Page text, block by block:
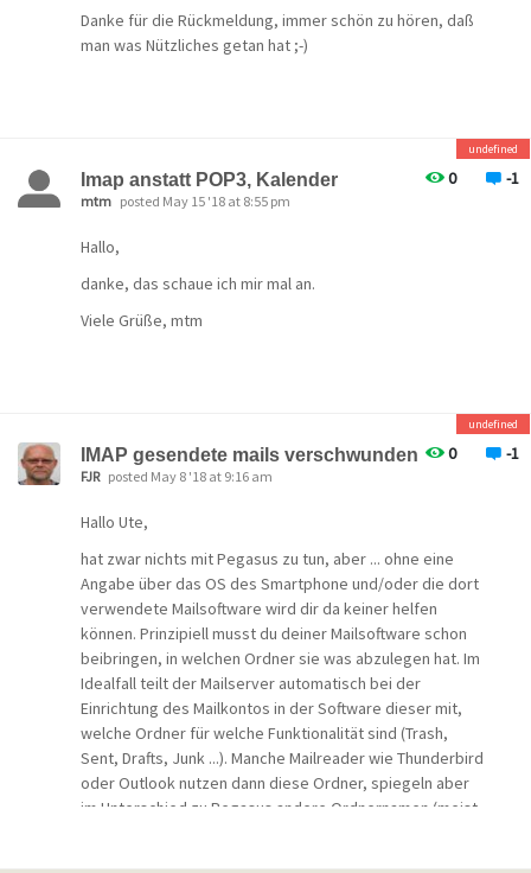
Danke für die Rückmeldung, immer schön zu hören, daß
man was Nützliches getan hat ;-)
0 -1
undefined
Imap anstatt POP3, Kalender
mtm posted May 15 '18 at 8:55 pm
Hallo,
danke, das schaue ich mir mal an.
Viele Grüße, mtm
0 -1
undefined
IMAP gesendete mails verschwunden
FJR posted May 8 '18 at 9:16 am
Hallo Ute,
hat zwar nichts mit Pegasus zu tun, aber ... ohne eine
Angabe über das OS des Smartphone und/oder die dort
verwendete Mailsoftware wird dir da keiner helfen
können. Prinzipiell musst du deiner Mailsoftware schon
beibringen, in welchen Ordner sie was abzulegen hat. Im
Idealfall teilt der Mailserver automatisch bei der
Einrichtung des Mailkontos in der Software dieser mit,
welche Ordner für welche Funktionalität sind (Trash,
Sent, Drafts, Junk ...). Manche Mailreader wie Thunderbird
oder Outlook nutzen dann diese Ordner, spiegeln aber
im Unterschied zu Pegasus andere Ordnernamen (meist